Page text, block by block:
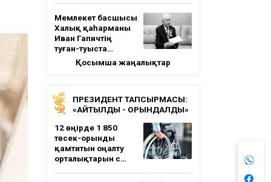
Мемлекет басшысы
Халық қаһарманы
Иван Гапичтің
туған-туыста…
Қосымша жаңалықтар
ПРЕЗИДЕНТ ТАПСЫРМАСЫ:
«АЙТЫЛДЫ - ОРЫНДАЛДЫ»
12 өңірде 1 850
төсек-орынды
қамтитын оңалту
орталықтарын с…